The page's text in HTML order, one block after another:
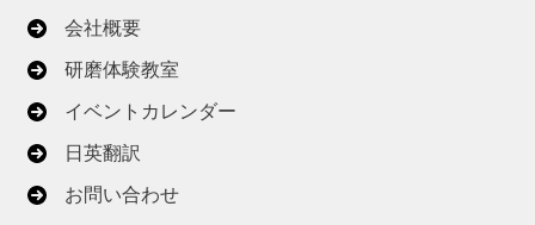
会社概要
研磨体験教室
イベントカレンダー
日英翻訳
お問い合わせ